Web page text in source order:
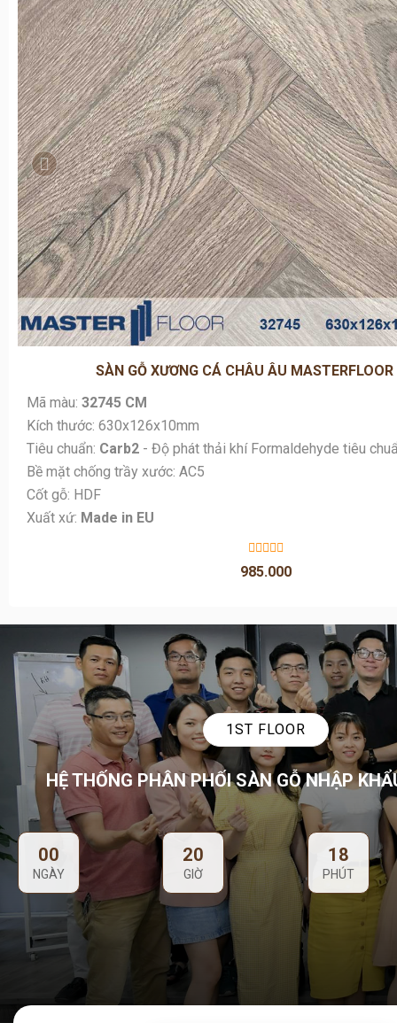
SÀN GỖ XƯƠNG CÁ CHÂU ÂU
Mã màu:32745 CM
Kích thước: 630x126x10mm
Tiêu chuẩn:Carb2- Độ phát thải khí Formaldehyde tiêu
Cốt gỗ: HDF
Xuất xứ: Made in EU
1ST FLOOR
HỆ THỐNG PHÂN PHỐI SÀN GỖ NHẬP
00
NGÀY
20
GIỜ
18
PHÚT
KHÓA HỌC GOOGLE ADWORD
ĐĂNG KÝ TƯ VẤN SẢN PHẨM